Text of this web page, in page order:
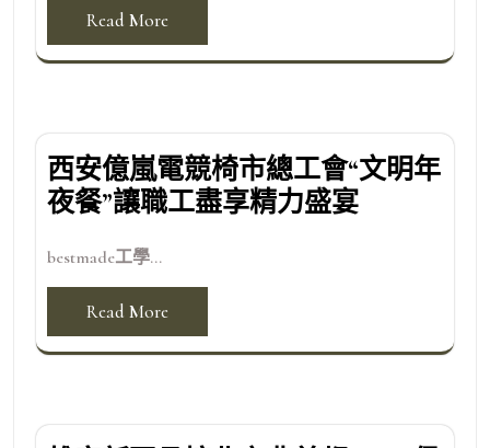
Read More
西安億嵐電競椅市總工會“文明年
夜餐”讓職工盡享精力盛宴
bestmade工學...
Read More